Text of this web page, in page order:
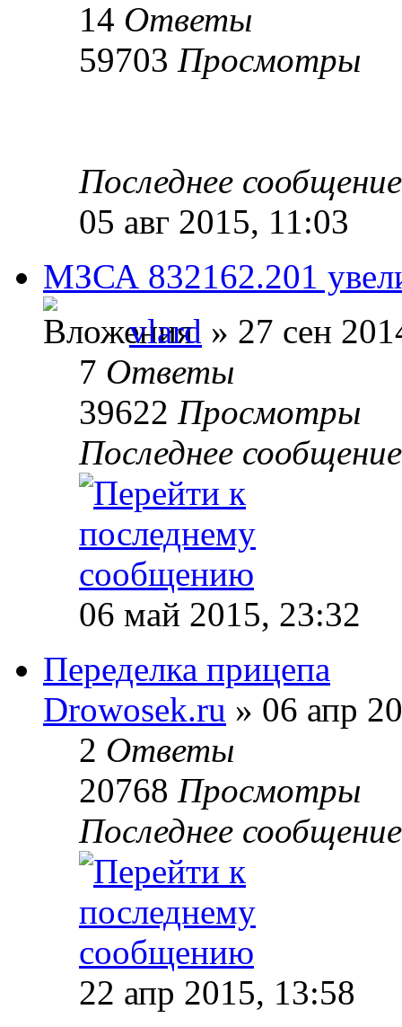
14 Ответы
59703 Просмотры
Последнее
05 авг 2015, 11:03
МЗСА 832162.201
vlard » 27 сен
7 Ответы
39622 Просмотры
Последнее
06 май 2015, 23:32
Переделка прицепа
Drowosek.ru » 06 апр
2 Ответы
20768 Просмотры
Последнее
22 апр 2015, 13:58